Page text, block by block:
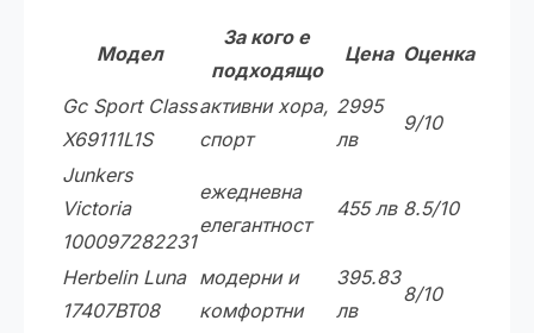
Модел
За кого е
подходящо
Цена Оценка
Gc Sport Class
X69111L1S
активни хора,
спорт
2995
лв
9/10
Junkers
Victoria
100097282231
ежедневна
елегантност
455 лв 8.5/10
Herbelin Luna
17407BT08
модерни и
комфортни
395.83
лв
8/10